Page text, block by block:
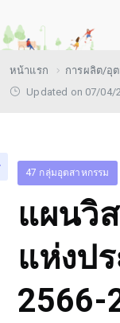
หน้าแรก การผลิต/อุ
Updated on 07/04/
47 กลุ่มอุตสาหกรรม
แผนวิ
แห่งป
2566-